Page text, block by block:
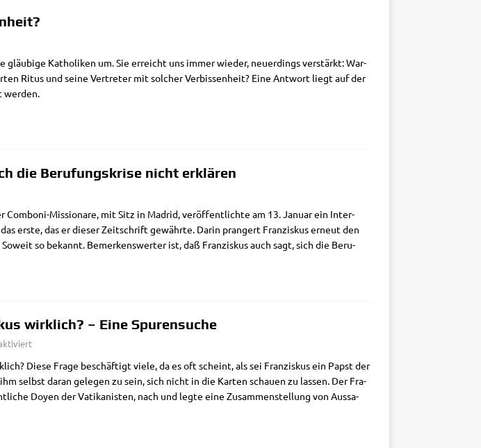
gläu­bi­ge Katho­li­ken um. Sie erreicht uns immer wie­der, neu­er­dings ver­stärkt: War­
Ritus und sei­ne Ver­tre­ter mit sol­cher Ver­bis­sen­heit? Eine Ant­wort liegt auf der
werden.
die Berufungskrise nicht erklären
Com­­bo­­ni-Mis­­sio­na­­re, mit Sitz in Madrid, ver­öf­fent­lich­te am 13. Janu­ar ein Inter­
erste, das er die­ser Zeit­schrift gewähr­te. Dar­in pran­gert Fran­zis­kus erneut den
Soweit so bekannt. Bemer­kens­wer­ter ist, daß Fran­zis­kus auch sagt, sich die Beru­
wirklich? – Eine Spurensuche
Die­se Fra­ge beschäf­tigt vie­le, da es oft scheint, als sei Fran­zis­kus ein Papst der
selbst dar­an gele­gen zu sein, sich nicht in die Kar­ten schau­en zu las­sen. Der Fra­
Doy­en der Vati­ka­ni­sten, nach und leg­te eine Zusam­men­stel­lung von Aus­sa­